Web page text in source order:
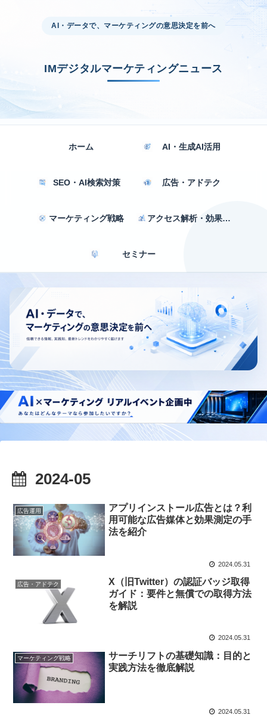
AI・データで、マーケティングの意思決定を前へ
IMデジタルマーケティングニュース
ホーム AI・生成AI活用
SEO・AI検索対策 広告・アドテク
マーケティング戦略 アクセス解析・効果測定
セミナー
2024-05
広告運用
アプリインストール広告とは？利
用可能な広告媒体と効果測定の手
法を紹介
2024.05.31
広告・アドテク
X（旧Twitter）の認証バッジ取得
ガイド：要件と無償での取得方法
を解説
2024.05.31
マーケティング戦略
サーチリフトの基礎知識：目的と
実践方法を徹底解説
2024.05.31